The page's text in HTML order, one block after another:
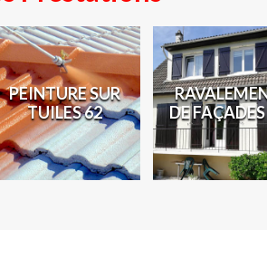
PEINTURE SUR
TUILES 62
DE